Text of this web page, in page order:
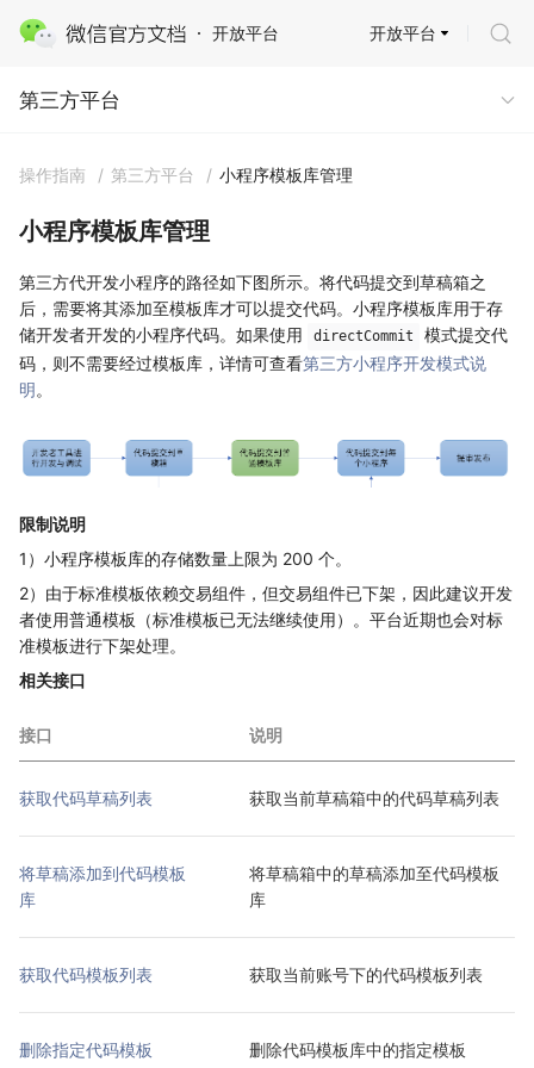
开放平台
第三方平台
开放平台
第三方平台
操作指南 / 第三方平台 / 小程序模板库管理
小程序模板库管理
第三方代开发小程序的路径如下图所示。将代码提交到草稿箱之
后，需要将其添加至模板库才可以提交代码。小程序模板库用于存
储开发者开发的小程序代码。如果使用
directCommit
模式提交代
码，则不需要经过模板库，详情可查看第三方小程序开发模式说
明。
限制说明
1）小程序模板库的存储数量上限为 200 个。
2）由于标准模板依赖交易组件，但交易组件已下架，因此建议开发
者使用普通模板（标准模板已无法继续使用）。平台近期也会对标
准模板进行下架处理。
相关接口
接口 说明
获取代码草稿列表 获取当前草稿箱中的代码草稿列表
将草稿添加到代码模板
库
将草稿箱中的草稿添加至代码模板
库
获取代码模板列表 获取当前账号下的代码模板列表
删除指定代码模板 删除代码模板库中的指定模板